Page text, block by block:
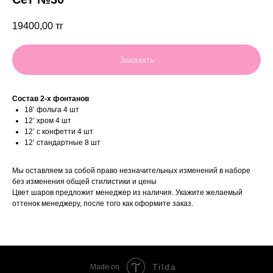
19400,00 тг
Заказать
Состав 2-х фонтанов
18’ фольга 4 шт
12’ хром 4 шт
12’ с конфетти 4 шт
12’ стандартные 8 шт
Мы оставляем за собой право незначительных изменений в наборе
без изменения общей стилистики и цены
Цвет шаров предложит менеджер из наличия. Укажите желаемый
оттенок менеджеру, после того как оформите заказ.
Made on Tilda